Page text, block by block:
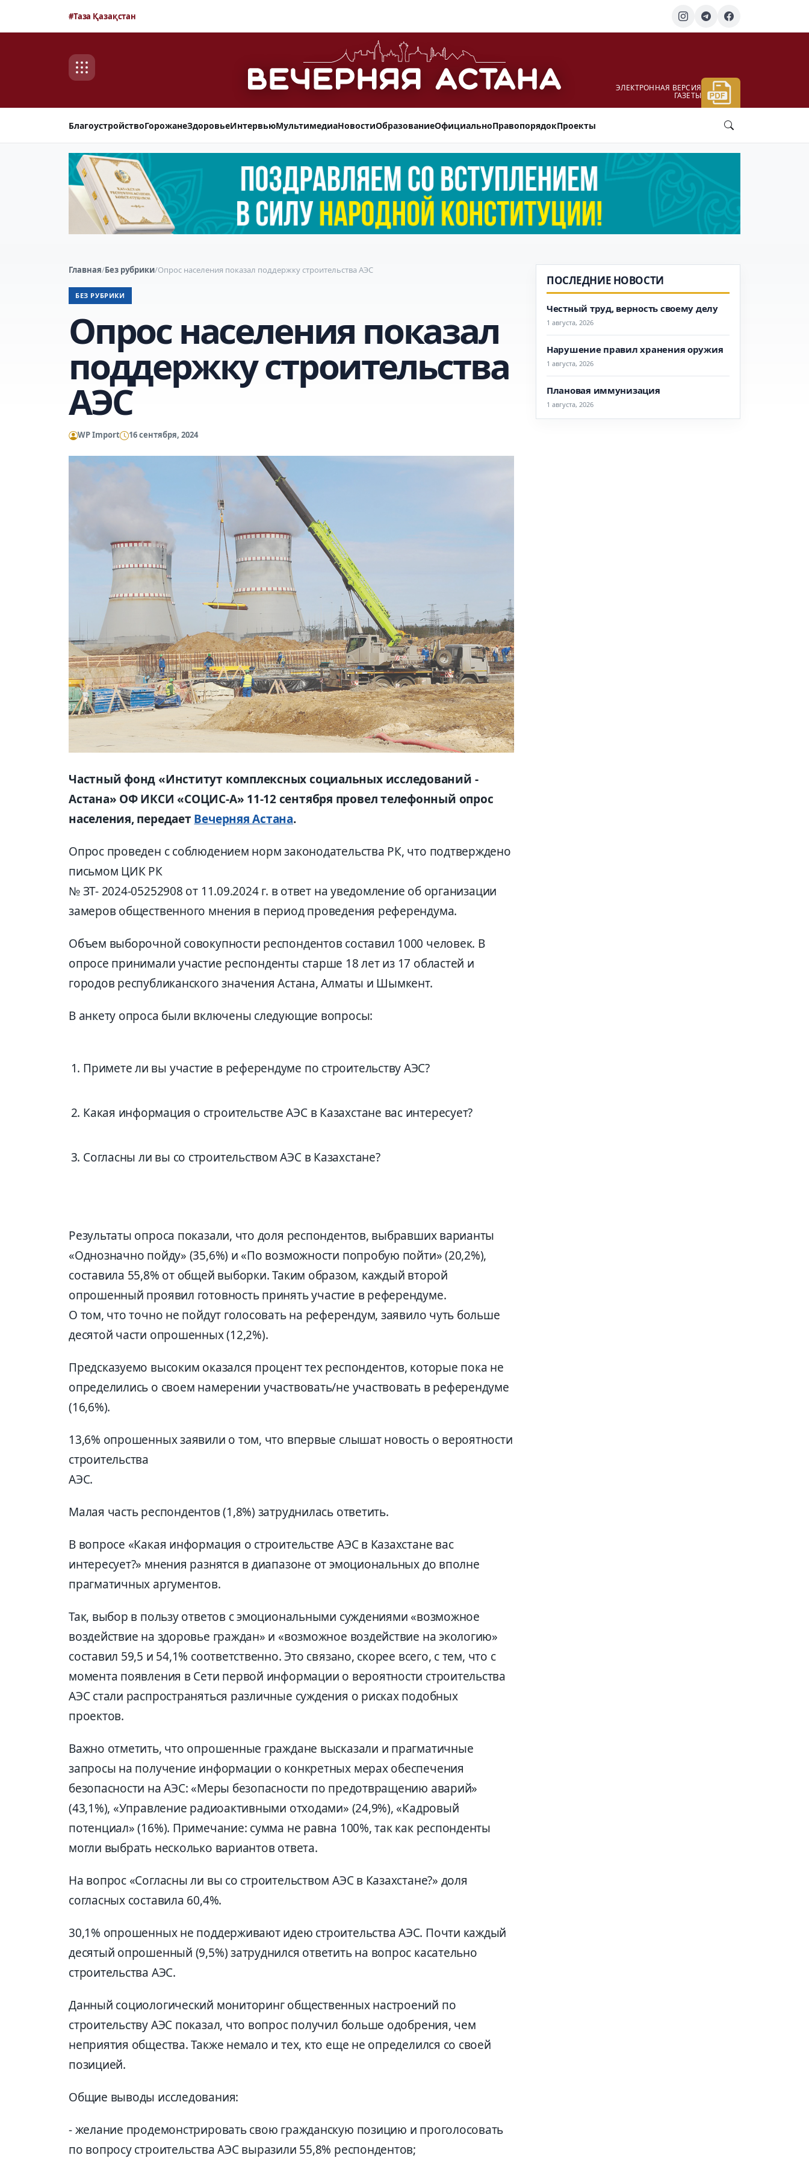
#Таза Қазақстан
ЭЛЕКТРОННАЯ ВЕРСИЯ
ГАЗЕТЫ
БлагоустройствоГорожанеЗдоровьеИнтервьюМультимедиаНовостиОбразованиеОфициальноПравопорядокПроекты
Главная/Без рубрики/Опрос населения показал поддержку строительства АЭС
БЕЗ РУБРИКИ
Опрос населения показал
поддержку строительства
АЭС
WP Import 16 сентября, 2024
Частный фонд «Институт комплексных социальных исследований -
Астана» ОФ ИКСИ «СОЦИС-А» 11-12 сентября провел телефонный опрос
населения, передает Вечерняя Астана.
Опрос проведен с соблюдением норм законодательства РК, что подтверждено
письмом ЦИК РК
№ ЗТ- 2024-05252908 от 11.09.2024 г. в ответ на уведомление об организации
замеров общественного мнения в период проведения референдума.
Объем выборочной совокупности респондентов составил 1000 человек. В
опросе принимали участие респонденты старше 18 лет из 17 областей и
городов республиканского значения Астана, Алматы и Шымкент.
В анкету опроса были включены следующие вопросы:
Примете ли вы участие в референдуме по строительству АЭС?
Какая информация о строительстве АЭС в Казахстане вас интересует?
Согласны ли вы со строительством АЭС в Казахстане?
Результаты опроса показали, что доля респондентов, выбравших варианты
«Однозначно пойду» (35,6%) и «По возможности попробую пойти» (20,2%),
составила 55,8% от общей выборки. Таким образом, каждый второй
опрошенный проявил готовность принять участие в референдуме.
О том, что точно не пойдут голосовать на референдум, заявило чуть больше
десятой части опрошенных (12,2%).
Предсказуемо высоким оказался процент тех респондентов, которые пока не
определились о своем намерении участвовать/не участвовать в референдуме
(16,6%).
13,6% опрошенных заявили о том, что впервые слышат новость о вероятности
строительства
АЭС.
Малая часть респондентов (1,8%) затруднилась ответить.
В вопросе «Какая информация о строительстве АЭС в Казахстане вас
интересует?» мнения разнятся в диапазоне от эмоциональных до вполне
прагматичных аргументов.
Так, выбор в пользу ответов с эмоциональными суждениями «возможное
воздействие на здоровье граждан» и «возможное воздействие на экологию»
составил 59,5 и 54,1% соответственно. Это связано, скорее всего, с тем, что с
момента появления в Сети первой информации о вероятности строительства
АЭС стали распространяться различные суждения о рисках подобных
проектов.
Важно отметить, что опрошенные граждане высказали и прагматичные
запросы на получение информации о конкретных мерах обеспечения
безопасности на АЭС: «Меры безопасности по предотвращению аварий»
(43,1%), «Управление радиоактивными отходами» (24,9%), «Кадровый
потенциал» (16%). Примечание: сумма не равна 100%, так как респонденты
могли выбрать несколько вариантов ответа.
На вопрос «Согласны ли вы со строительством АЭС в Казахстане?» доля
согласных составила 60,4%.
30,1% опрошенных не поддерживают идею строительства АЭС. Почти каждый
десятый опрошенный (9,5%) затруднился ответить на вопрос касательно
строительства АЭС.
Данный социологический мониторинг общественных настроений по
строительству АЭС показал, что вопрос получил больше одобрения, чем
неприятия общества. Также немало и тех, кто еще не определился со своей
позицией.
Общие выводы исследования:
- желание продемонстрировать свою гражданскую позицию и проголосовать
по вопросу строительства АЭС выразили 55,8% респондентов;
ПОСЛЕДНИЕ НОВОСТИ
Честный труд, верность своему делу
1 августа, 2026
Нарушение правил хранения оружия
1 августа, 2026
Плановая иммунизация
1 августа, 2026